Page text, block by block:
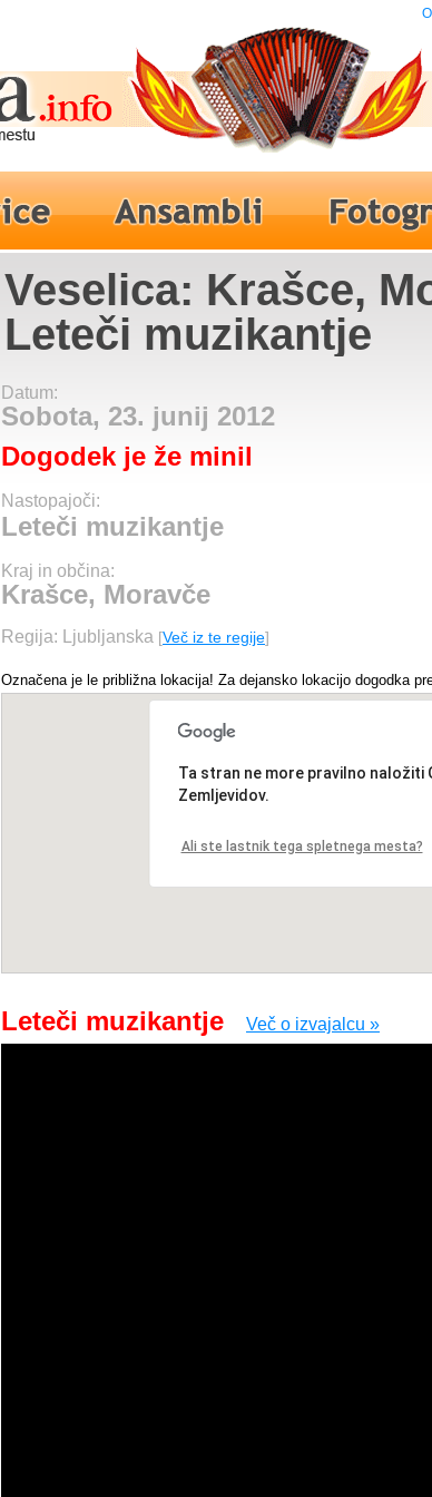
Veselica: Krašce,
Leteči muzikantje
Datum:
Sobota, 23. junij 2012
Dogodek je že minil
Nastopajoči:
Leteči muzikantje
Kraj in občina:
Krašce, Moravče
Regija: Ljubljanska [Več iz te regije]
Označena je le približna lokacija! Za dejansko lokacijo dogodka
Ta stran ne more pravilno naložiti
Zemljevidov.
Ali ste lastnik tega spletnega mesta?
Leteči muzikantje Več o izvajalcu »